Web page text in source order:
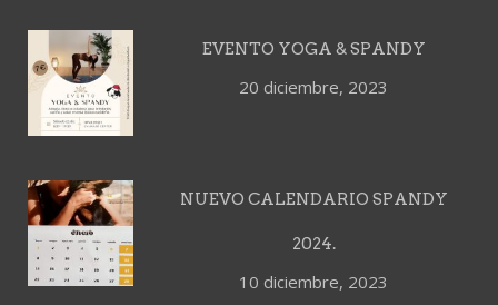
EVENTO YOGA & SPANDY
20 diciembre, 2023
NUEVO CALENDARIO SPANDY
2024.
10 diciembre, 2023